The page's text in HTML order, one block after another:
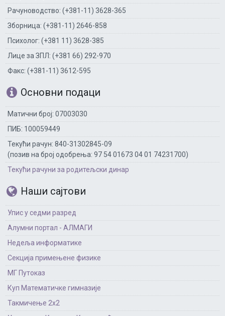
Рачуноводство: (+381-11) 3628-365
Зборница: (+381-11) 2646-858
Психолог: (+381 11) 3628-385
Лице за ЗПЛ: (+381 66) 292-970
Факс: (+381-11) 3612-595
Основни подаци
Матични број: 07003030
ПИБ: 100059449
Текући рачун: 840-31302845-09
(позив на број одобрења: 97 54 01673 04 01 74231700)
Текући рачуни за родитељски динар
Наши сајтови
Упис у седми разред
Алумни портал - АЛМАГИ
Недеља информатике
Секција примењене физике
МГ Путоказ
Куп Математичке гимназије
Такмичење 2х2